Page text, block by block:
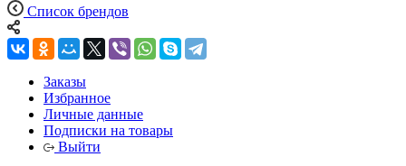
Список брендов
Заказы
Избранное
Личные данные
Подписки на товары
Выйти